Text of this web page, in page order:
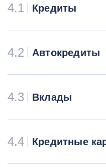
4.1 Кредиты
4.2 Автокредиты
4.3 Вклады
4.4 Кредитные